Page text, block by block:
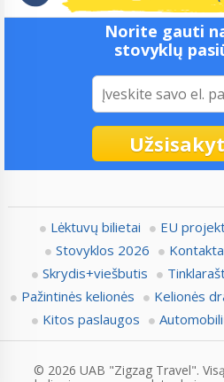
Norite gauti
stovyklų
Lėktuvų bilietai EU
Stovyklos 2026
Skrydis+viešbutis
Pažintinės kelionės
Kelionės
Kitos paslaugos
© 2026 UAB "Zigzag Travel".